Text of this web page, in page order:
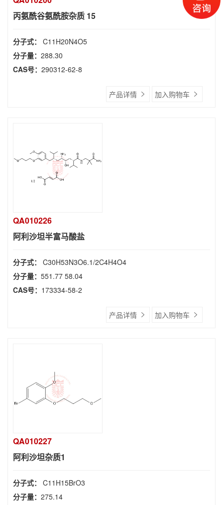
丙氨酰谷氨酰胺杂质 15
分子式： C11H20N4O5
分子量： 288.30
CAS号： 290312-62-8
产品详情 加入购物车
QA010226
阿利沙坦半富马酸盐
分子式： C30H53N3O6.1/2C4H4O4
分子量： 551.77 58.04
CAS号： 173334-58-2
产品详情 加入购物车
QA010227
阿利沙坦杂质1
分子式： C11H15BrO3
分子量： 275.14